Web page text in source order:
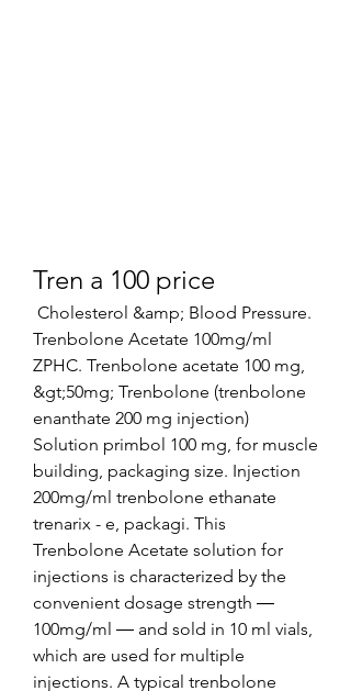
Tren a 100 price
Trenbolone Acetate 100mg/ml
ZPHC. Trenbolone acetate 100 mg,
&gt;50mg; Trenbolone (trenbolone
enanthate 200 mg injection)
Solution primbol 100 mg, for muscle
building, packaging size. Injection
200mg/ml trenbolone ethanate
trenarix - e, packagi. This
Trenbolone Acetate solution for
injections is characterized by the
convenient dosage strength ―
100mg/ml ― and sold in 10 ml vials,
which are used for multiple
injections. A typical trenbolone